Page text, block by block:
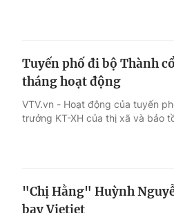
Tuyến phố đi bộ Thành
tháng hoạt động
VTV.vn - Hoạt động của tuyến
trưởng KT-XH của thị xã và bảo
"Chị Hằng" Huỳnh
bay Vietjet